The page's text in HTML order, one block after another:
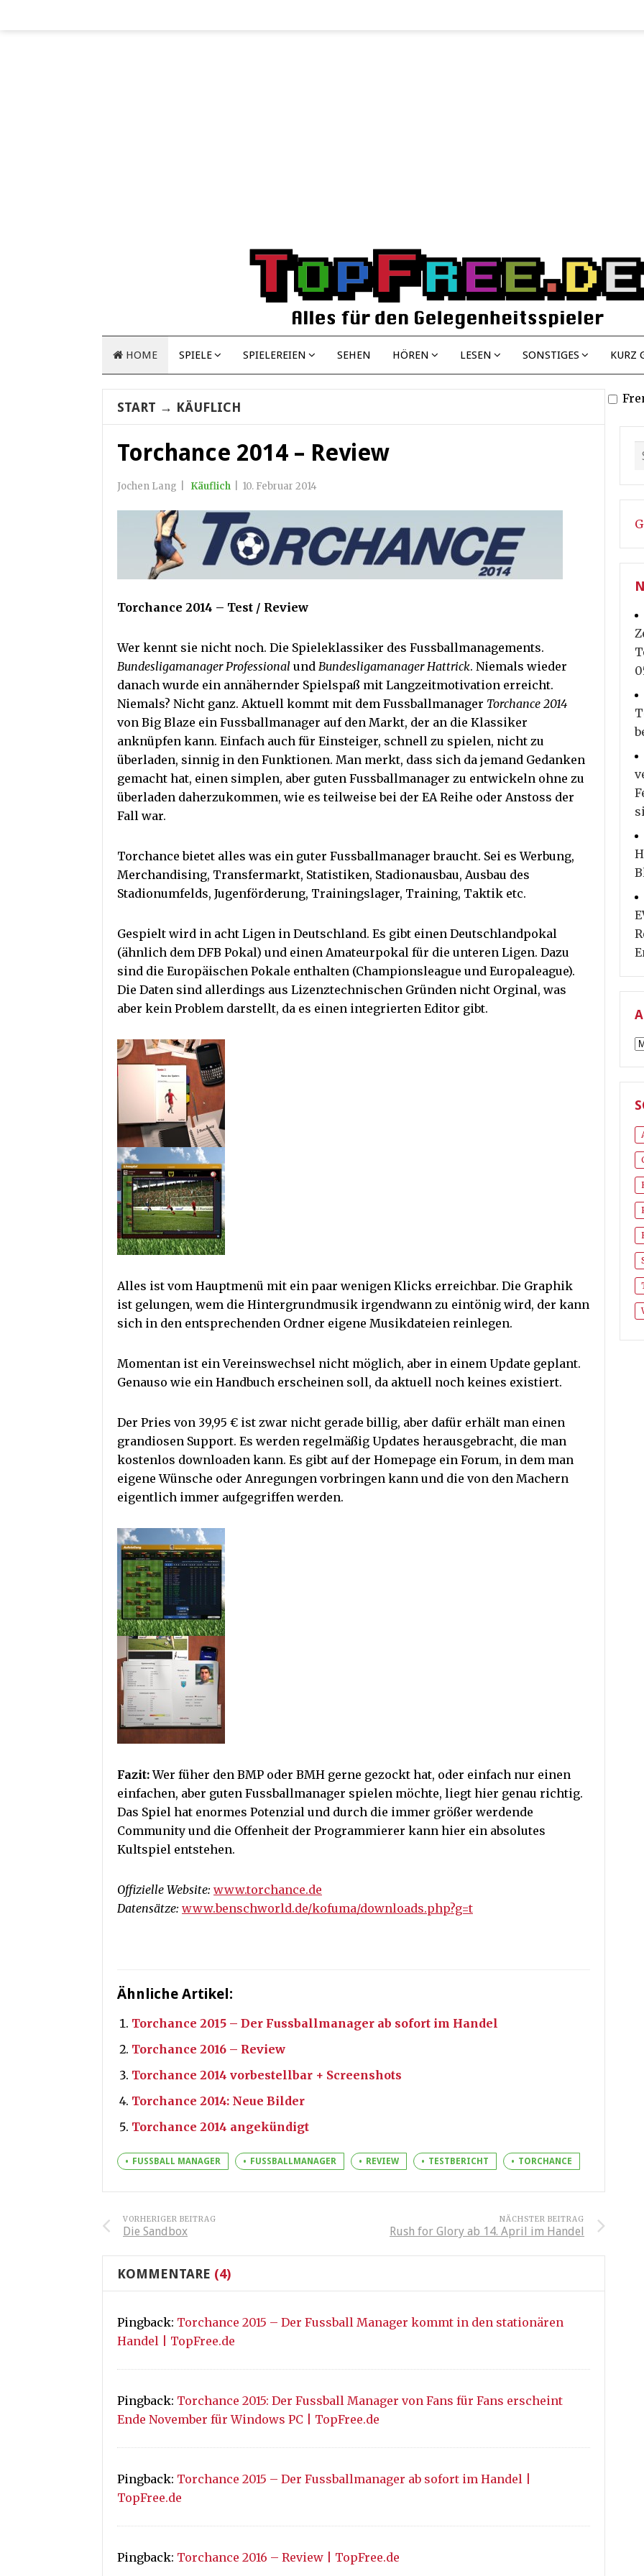
HOME SPIELE SPIELEREIEN SEHEN HÖREN LESEN SONSTIGES KURZ
START → KÄUFLICH
Torchance 2014 – Review
Jochen Lang Käuflich 10. Februar 2014
Torchance 2014 – Test / Review
Wer kennt sie nicht noch. Die Spieleklassiker des Fussballmanagements.
Bundesligamanager Professional und Bundesligamanager Hattrick. Niemals wieder
danach wurde ein annähernder Spielspaß mit Langzeitmotivation erreicht.
Niemals? Nicht ganz. Aktuell kommt mit dem Fussballmanager Torchance 2014
von Big Blaze ein Fussballmanager auf den Markt, der an die Klassiker
anknüpfen kann. Einfach auch für Einsteiger, schnell zu spielen, nicht zu
überladen, sinnig in den Funktionen. Man merkt, dass sich da jemand Gedanken
gemacht hat, einen simplen, aber guten Fussballmanager zu entwickeln ohne zu
überladen daherzukommen, wie es teilweise bei der EA Reihe oder Anstoss der
Fall war.
Torchance bietet alles was ein guter Fussballmanager braucht. Sei es Werbung,
Merchandising, Transfermarkt, Statistiken, Stadionausbau, Ausbau des
Stadionumfelds, Jugenförderung, Trainingslager, Training, Taktik etc.
Gespielt wird in acht Ligen in Deutschland. Es gibt einen Deutschlandpokal
(ähnlich dem DFB Pokal) und einen Amateurpokal für die unteren Ligen. Dazu
sind die Europäischen Pokale enthalten (Championsleague und Europaleague).
Die Daten sind allerdings aus Lizenztechnischen Gründen nicht Orginal, was
aber kein Problem darstellt, da es einen integrierten Editor gibt.
Alles ist vom Hauptmenü mit ein paar wenigen Klicks erreichbar. Die Graphik
ist gelungen, wem die Hintergrundmusik irgendwann zu eintönig wird, der kann
sich in den entsprechenden Ordner eigene Musikdateien reinlegen.
Momentan ist ein Vereinswechsel nicht möglich, aber in einem Update geplant.
Genauso wie ein Handbuch erscheinen soll, da aktuell noch keines existiert.
Der Pries von 39,95 € ist zwar nicht gerade billig, aber dafür erhält man einen
grandiosen Support. Es werden regelmäßig Updates herausgebracht, die man
kostenlos downloaden kann. Es gibt auf der Homepage ein Forum, in dem man
eigene Wünsche oder Anregungen vorbringen kann und die von den Machern
eigentlich immer aufgegriffen werden.
Fazit:Wer füher den BMP oder BMH gerne gezockt hat, oder einfach nur einen
einfachen, aber guten Fussballmanager spielen möchte, liegt hier genau richtig.
Das Spiel hat enormes Potenzial und durch die immer größer werdende
Community und die Offenheit der Programmierer kann hier ein absolutes
Kultspiel entstehen.
Offizielle Website: www.torchance.de
Datensätze: www.benschworld.de/kofuma/downloads.php?g=t
Ähnliche Artikel:
Torchance 2015 – Der Fussballmanager ab sofort im Handel
Torchance 2016 – Review
Torchance 2014 vorbestellbar + Screenshots
Torchance 2014: Neue Bilder
Torchance 2014 angekündigt
FUSSBALL MANAGER FUSSBALLMANAGER REVIEW TESTBERICHT TORCHANCE
VORHERIGER BEITRAG
Die Sandbox
NÄCHSTER BEITRAG
Rush for Glory ab 14. April im Handel
KOMMENTARE (4)
Pingback: Torchance 2015 – Der Fussball Manager kommt in den stationären
Handel | TopFree.de
Pingback: Torchance 2015: Der Fussball Manager von Fans für Fans erscheint
Ende November für Windows PC | TopFree.de
Pingback: Torchance 2015 – Der Fussballmanager ab sofort im Handel |
TopFree.de
Pingback: Torchance 2016 – Review | TopFree.de